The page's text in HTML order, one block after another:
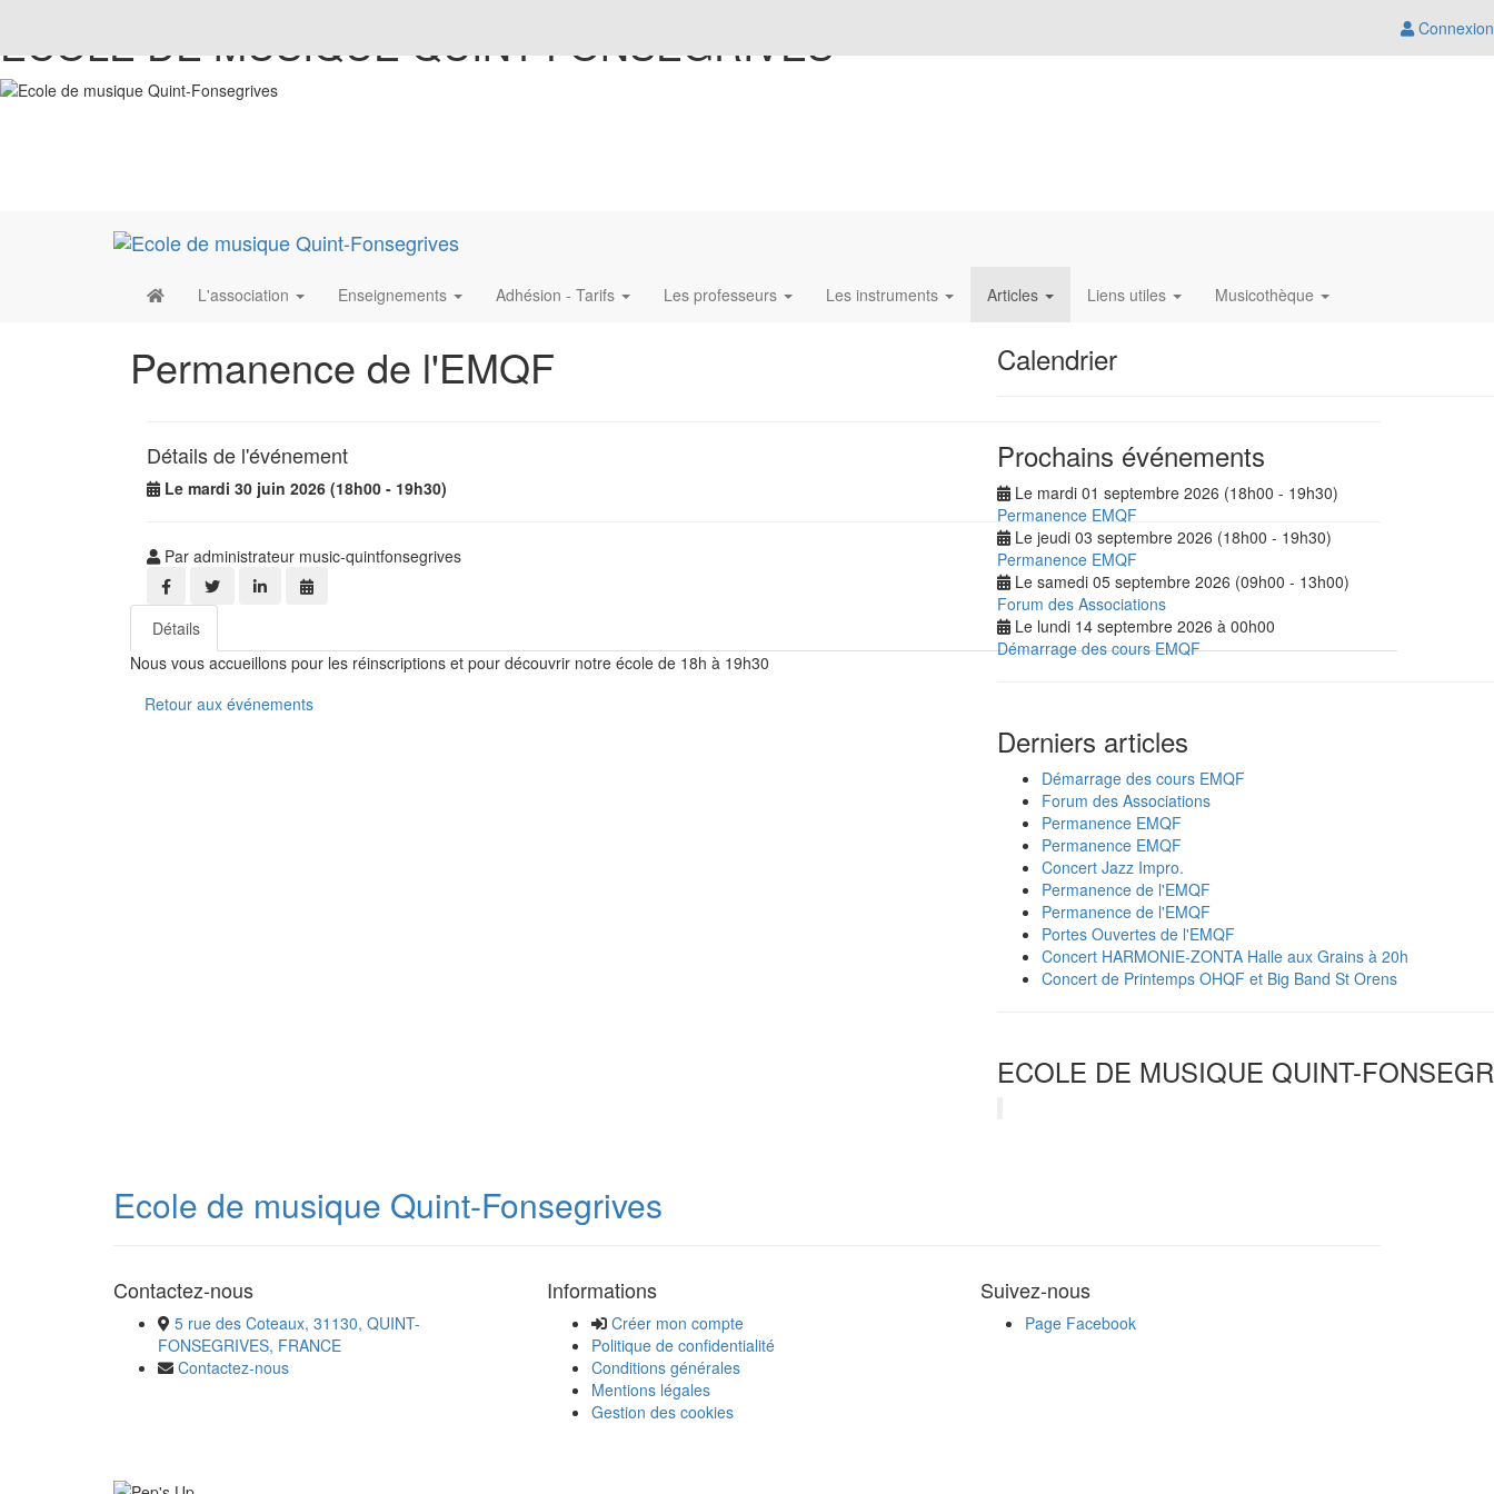
Connexion
ECOLE DE MUSIQUE QUINT-FONSEGRIVES
L'association Enseignements Adhésion - Tarifs Les professeurs Les instruments Articles Liens utiles Musicothèque
Permanence de l'EMQF
Détails de l'événement
Le mardi 30 juin 2026 (18h00 - 19h30)
Par administrateur music-quintfonsegrives
Détails
Nous vous accueillons pour les réinscriptions et pour découvrir notre école de 18h à 19h30
Retour aux événements
Calendrier
Prochains événements
Le mardi 01 septembre 2026 (18h00 - 19h30)
Permanence EMQF
Le jeudi 03 septembre 2026 (18h00 - 19h30)
Permanence EMQF
Le samedi 05 septembre 2026 (09h00 - 13h00)
Forum des Associations
Le lundi 14 septembre 2026 à 00h00
Démarrage des cours EMQF
Derniers articles
Démarrage des cours EMQF
Forum des Associations
Permanence EMQF
Permanence EMQF
Concert Jazz Impro.
Permanence de l'EMQF
Permanence de l'EMQF
Portes Ouvertes de l'EMQF
Concert HARMONIE-ZONTA Halle aux Grains à 20h
Concert de Printemps OHQF et Big Band St Orens
ECOLE DE MUSIQUE QUINT-
Ecole de musique Quint-Fonsegrives
Contactez-nous
5 rue des Coteaux, 31130, QUINT-
FONSEGRIVES, FRANCE
Contactez-nous
Informations
Créer mon compte
Politique de confidentialité
Conditions générales
Mentions légales
Gestion des cookies
Suivez-nous
Page Facebook